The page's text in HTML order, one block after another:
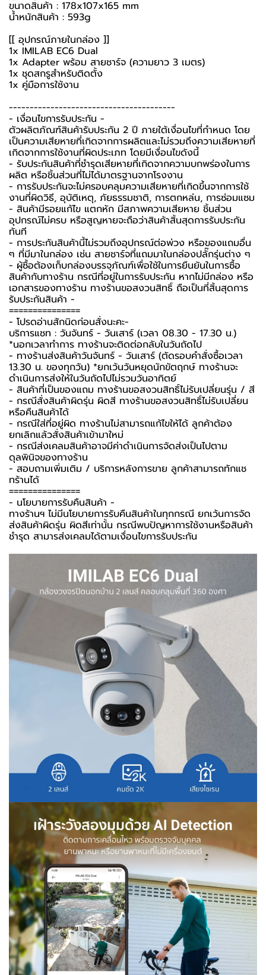
ขนาดสินค้า : 178x107x165 mm
น้ำหนักสินค้า : 593g
[[ อุปกรณ์ภายในกล่อง ]]
1x IMILAB EC6 Dual
1x Adapter พร้อม สายชาร์จ (ความยาว 3 เมตร)
1x ชุดสกรูสำหรับติดตั้ง
1x คู่มือการใช้งาน
----------------------------------------
-️ เงื่อนไขการรับประกัน -️
ตัวผลิตภัณฑ์สินค้ารับประกัน 2 ปี ภายใต้เงื่อนไขที่กำหนด โดย
เป็นความเสียหายที่เกิดจากการผลิตและไม่รวมถึงความเสียหายที่
เกิดจากการใช้งานที่ผิดประเภท โดยมีเงื่อนไขดังนี้
- รับประกันสินค้าที่ชำรุดเสียหายที่เกิดจากความบกพร่องในการ
ผลิต หรือชิ้นส่วนที่ไม่ได้มาตรฐานจากโรงงาน
- การรับประกันจะไม่ครอบคลุมความเสียหายที่เกิดขึ้นจากการใช้
งานที่ผิดวิธี, อุบัติเหตุ, ภัยธรรมชาติ, การตกหล่น, การซ่อมแซม
- สินค้ามีรอยแก้ไข แตกหัก มีสภาพความเสียหาย ชิ้นส่วน
อุปกรณ์ไม่ครบ หรือสูญหายจะถือว่าสินค้าสิ้นสุดการรับประกัน
ทันที
- การประกันสินค้านี้ไม่รวมถึงอุปกรณ์ต่อพ่วง หรือของแถมอื่น
ๆ ที่มีมาในกล่อง เช่น สายชาร์จที่แถมมาในกล่องปลั๊กรุ่นต่าง ๆ
-️ ผู้ซื้อต้องเก็บกล่องบรรจุภัณฑ์เพื่อใช้ในการยืนยันในการซื้อ
สินค้ากับทางร้าน กรณีที่อยู่ในการรับประกัน หากไม่มีกล่อง หรือ
เอกสารของทางร้าน ทางร้านขอสงวนสิทธิ์ ถือเป็นที่สิ้นสุดการ
รับประกันสินค้า -️
===============
-️ โปรดอ่านสักนิดก่อนสั่งนะคะ-️
บริการแชท : วันจันทร์ - วันเสาร์ (เวลา 08.30 - 17.30 น.)
*นอกเวลาทำการ ทางร้านจะติดต่อกลับในวันถัดไป
- ทางร้านส่งสินค้าวันจันทร์ - วันเสาร์ (ตัดรอบคำสั่งซื้อเวลา
13.30 น. ของทุกวัน) *ยกเว้นวันหยุดนักขัตฤกษ์ ทางร้านจะ
ดำเนินการส่งให้ในวันถัดไปไม่รวมวันอาทิตย์
- สินค้าที่เป็นของแถม ทางร้านขอสงวนสิทธิ์ไม่รับเปลี่ยนรุ่น / สี
- กรณีสั่งสินค้าผิดรุ่น ผิดสี ทางร้านขอสงวนสิทธิ์ไม่รับเปลี่ยน
หรือคืนสินค้าได้
- กรณีใส่ที่อยู่ผิด ทางร้านไม่สามารถแก้ไขให้ได้ ลูกค้าต้อง
ยกเลิกแล้วสั่งสินค้าเข้ามาใหม่
- กรณีส่งเคลมสินค้าอาจมีค่าดำเนินการจัดส่งเป็นไปตาม
ดุลพินิจของทางร้าน
- สอบถามเพิ่มเติม / บริการหลังการขาย ลูกค้าสามารถทักแช
ทร้านได้
===============
-️ นโยบายการรับคืนสินค้า -️
ทางร้านฯ ไม่มีนโยบายการรับคืนสินค้าในทุกกรณี ยกเว้นการจัด
ส่งสินค้าผิดรุ่น ผิดสีเท่านั้น กรณีพบปัญหาการใช้งานหรือสินค้า
ชำรุด สามารส่งเคลมได้ตามเงื่อนไขการรับประกัน